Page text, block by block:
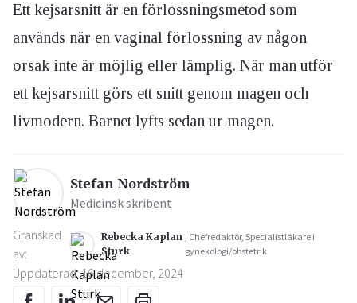
Ett kejsarsnitt är en förlossningsmetod som
används när en vaginal förlossning av någon
orsak inte är möjlig eller lämplig. När man utför
ett kejsarsnitt görs ett snitt genom magen och
livmodern. Barnet lyfts sedan ur magen.
Stefan Nordström
Medicinsk skribent
Granskad
av:
Rebecka Kaplan
Sturk
, Chefredaktör, Specialistläkare i
gynekologi/obstetrik
Uppdaterad: 16 december, 2024